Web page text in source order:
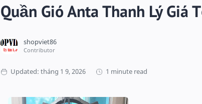
Quần Gió Anta Thanh Lý Giá
1 minute read